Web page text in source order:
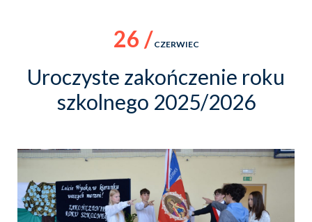
26 / CZERWIEC
Uroczyste zakończenie roku
szkolnego 2025/2026